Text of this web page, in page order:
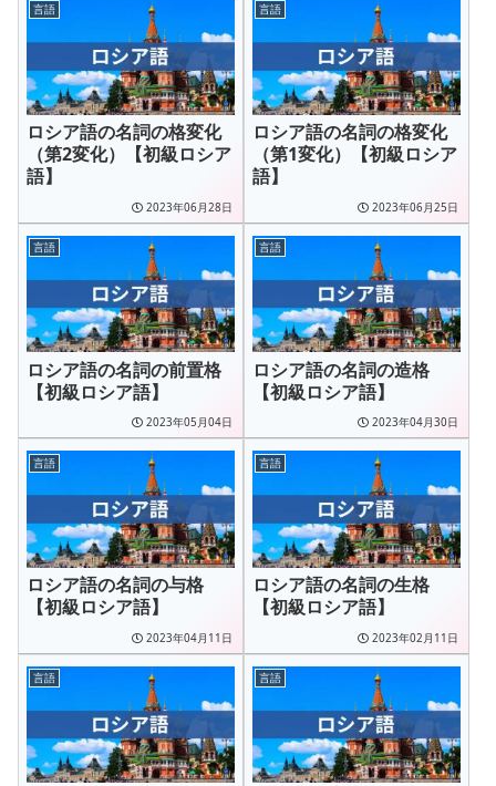
言語
ロシア語の名詞の格変化
（第2変化）【初級ロシア
語】
2023年06月28日
言語
ロシア語の名詞の格変化
（第1変化）【初級ロシア
語】
2023年06月25日
言語
ロシア語の名詞の前置格
【初級ロシア語】
2023年05月04日
言語
ロシア語の名詞の造格
【初級ロシア語】
2023年04月30日
言語
ロシア語の名詞の与格
【初級ロシア語】
2023年04月11日
言語
ロシア語の名詞の生格
【初級ロシア語】
2023年02月11日
言語 言語